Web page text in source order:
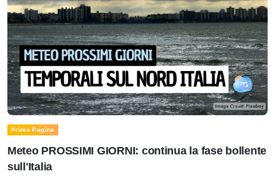
Prima Pagina
Meteo PROSSIMI GIORNI: continua la fase bollente
sull'Italia